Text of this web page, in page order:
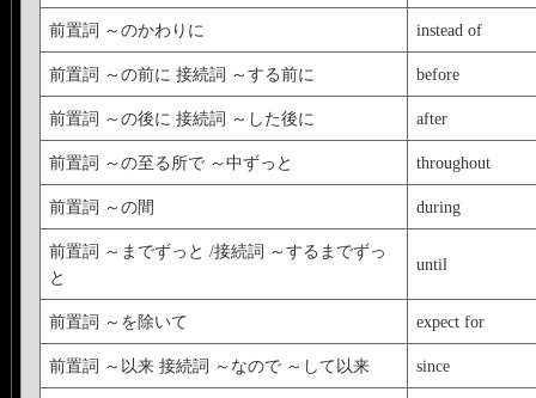
前置詞 ～のかわりに instead of
前置詞 ～の前に 接続詞 ～する前に before
前置詞 ～の後に 接続詞 ～した後に after
前置詞 ～の至る所で ～中ずっと throughout
前置詞 ～の間 during
前置詞 ～までずっと /接続詞 ～するまでずっ
と
until
前置詞 ～を除いて expect for
前置詞 ～以来 接続詞 ～なので ～して以来 since